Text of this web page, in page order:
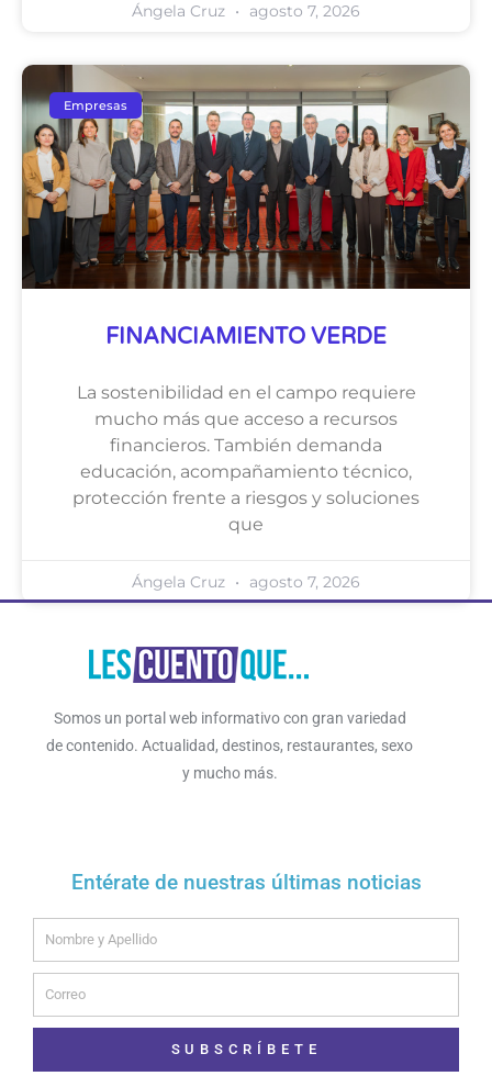
Ángela Cruz agosto 7, 2026
Empresas
FINANCIAMIENTO VERDE
La sostenibilidad en el campo requiere
mucho más que acceso a recursos
financieros. También demanda
educación, acompañamiento técnico,
protección frente a riesgos y soluciones
que
Ángela Cruz agosto 7, 2026
Somos un portal web informativo con gran variedad
de contenido. Actualidad, destinos, restaurantes, sexo
y mucho más.
Entérate de nuestras últimas noticias
SUBSCRÍBETE